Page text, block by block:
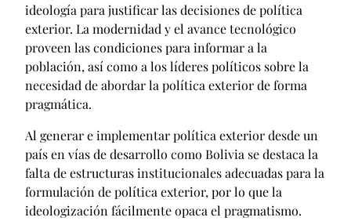
ideología para justificar las decisiones de política
exterior. La modernidad y el avance tecnológico
proveen las condiciones para informar a la
población, así como a los líderes políticos sobre la
necesidad de abordar la política exterior de forma
pragmática.
Al generar e implementar política exterior desde un
país en vías de desarrollo como Bolivia se destaca la
falta de estructuras institucionales adecuadas para la
formulación de política exterior, por lo que la
ideologización fácilmente opaca el pragmatismo.